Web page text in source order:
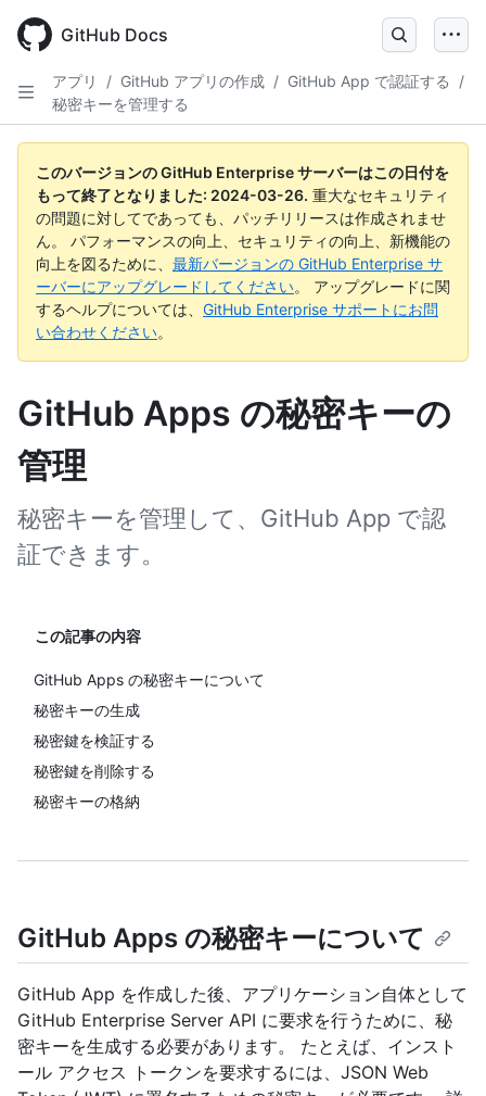
main
GitHub Docs
アプリ / GitHub アプリの作成 / GitHub App で認証する
/
秘密キーを管理する
このバージョンの GitHub Enterprise サーバーはこの日付を
もって終了となりました: 2024-03-26. 重大なセキュリティ
の問題に対してであっても、パッチリリースは作成されませ
ん。 パフォーマンスの向上、セキュリティの向上、新機能の
向上を図るために、 最新バージョンの GitHub Enterprise サ
ーバーにアップグレードしてください。 アップグレードに関
するヘルプについては、 GitHub Enterprise サポートにお問
い合わせください。
GitHub Apps の秘密キーの
管理
秘密キーを管理して、GitHub App で認
証できます。
この記事の内容
GitHub Apps の秘密キーについて
秘密キーの生成
秘密鍵を検証する
秘密鍵を削除する
秘密キーの格納
GitHub Apps の秘密キーについて
GitHub App を作成した後、アプリケーション自体として
GitHub Enterprise Server API に要求を行うために、秘
密キーを生成する必要があります。 たとえば、インスト
ール アクセス トークンを要求するには、JSON Web